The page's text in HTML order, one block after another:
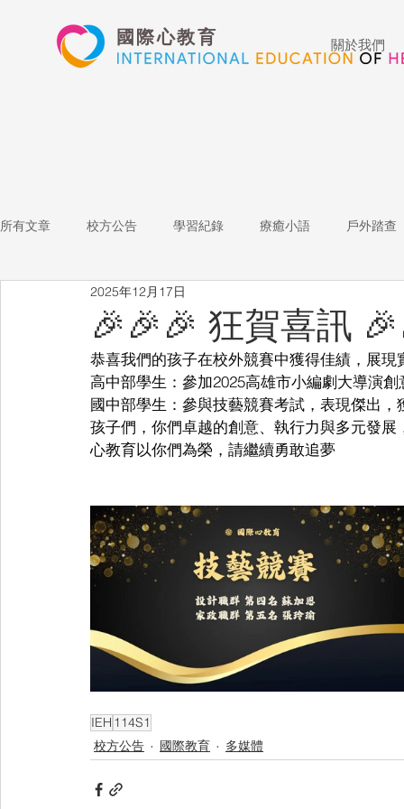
國際心教育 關於我們
所有文章 校方公告 學習紀錄 療癒小語 戶外踏查
表演藝術
心文藝競賽 國際教育 Star of the Week 教師增能
🎉🎉🎉 狂賀喜訊
2025年12月17日
恭喜我們的孩子在校外競賽中獲得佳績，展現
高中部學生：參加2025高雄市小編劇大導演
國中部學生：參與技藝競賽考試，表現傑出，
孩子們，你們卓越的創意、執行力與多元發展
心教育以你們為榮，請繼續勇敢追夢
IEH 114S1
校方公告
國際教育 多媒體